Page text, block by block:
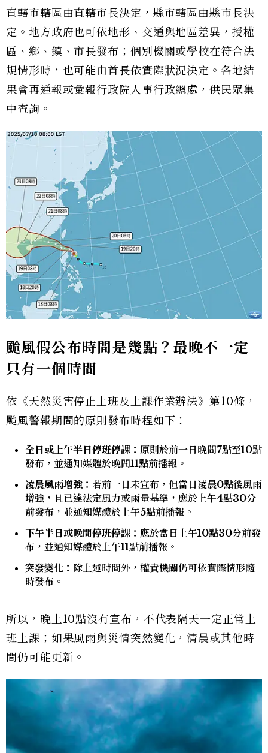
直轄市轄區由直轄市長決定，縣市轄區由縣市長決
定。地方政府也可依地形、交通與地區差異，授權
區、鄉、鎮、市長發布；個別機關或學校在符合法
規情形時，也可能由首長依實際狀況決定。各地結
果會再通報或彙報行政院人事行政總處，供民眾集
中查詢。
颱風假公布時間是幾點？最晚不一定
只有一個時間
依《天然災害停止上班及上課作業辦法》第10條，
颱風警報期間的原則發布時程如下：
全日或上午半日停班停課： 原則於前一日晚間7點至10點
發布，並通知媒體於晚間11點前播報。
凌晨風雨增強： 若前一日未宣布，但當日凌晨0點後風雨
增強，且已達法定風力或雨量基準，應於上午4點30分
前發布，並通知媒體於上午5點前播報。
下午半日或晚間停班停課： 應於當日上午10點30分前發
布，並通知媒體於上午11點前播報。
突發變化： 除上述時間外，權責機關仍可依實際情形隨
時發布。
所以，晚上10點沒有宣布，不代表隔天一定正常上
班上課；如果風雨與災情突然變化，清晨或其他時
間仍可能更新。